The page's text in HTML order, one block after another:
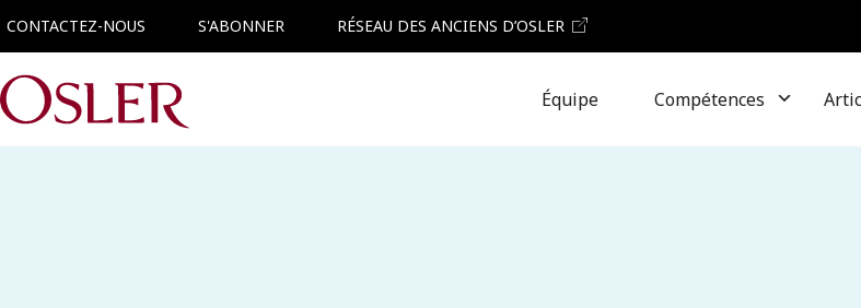
CONTACTEZ-NOUS S'ABONNER RÉSEAU DES ANCIENS D’OSLER
Main Navigation Équipe Compétences